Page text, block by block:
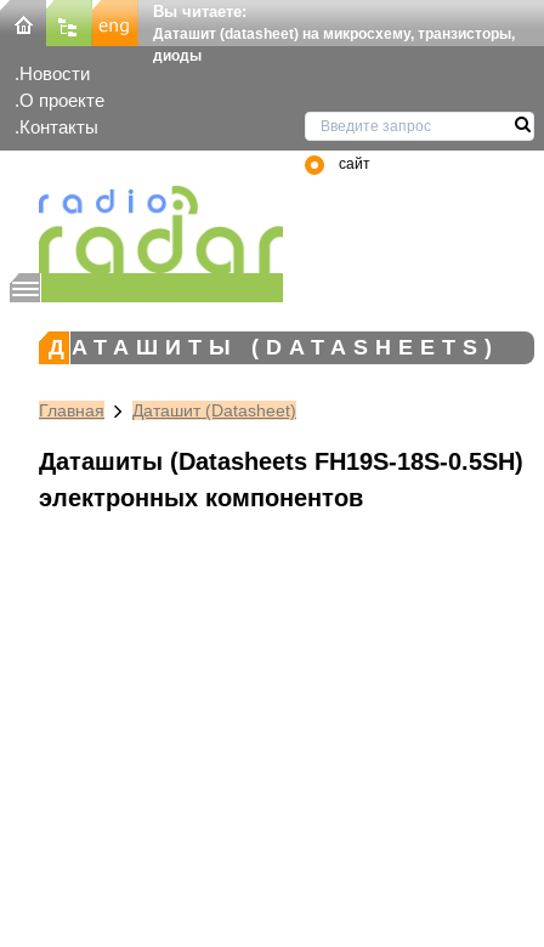
Вы читаете:
Даташит (datasheet) на микросхему, транзисторы,
диоды
Новости
О проекте
Контакты
сайт
ДАТАШИТЫ (DATASHEETS)
Главная Даташит (Datasheet)
Даташиты (Datasheets FH19S-18S-0.5SH)
электронных компонентов